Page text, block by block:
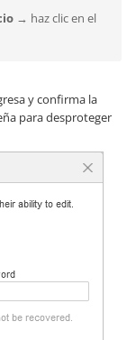
→ haz clic en el
y confirma la
para desproteger